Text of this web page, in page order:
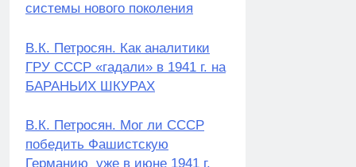
системы нового поколения
В.К. Петросян. Как аналитики
ГРУ СССР «гадали» в 1941 г. на
БАРАНЬИХ ШКУРАХ
В.К. Петросян. Мог ли СССР
победить Фашистскую
Германию уже в июне 1941 г.